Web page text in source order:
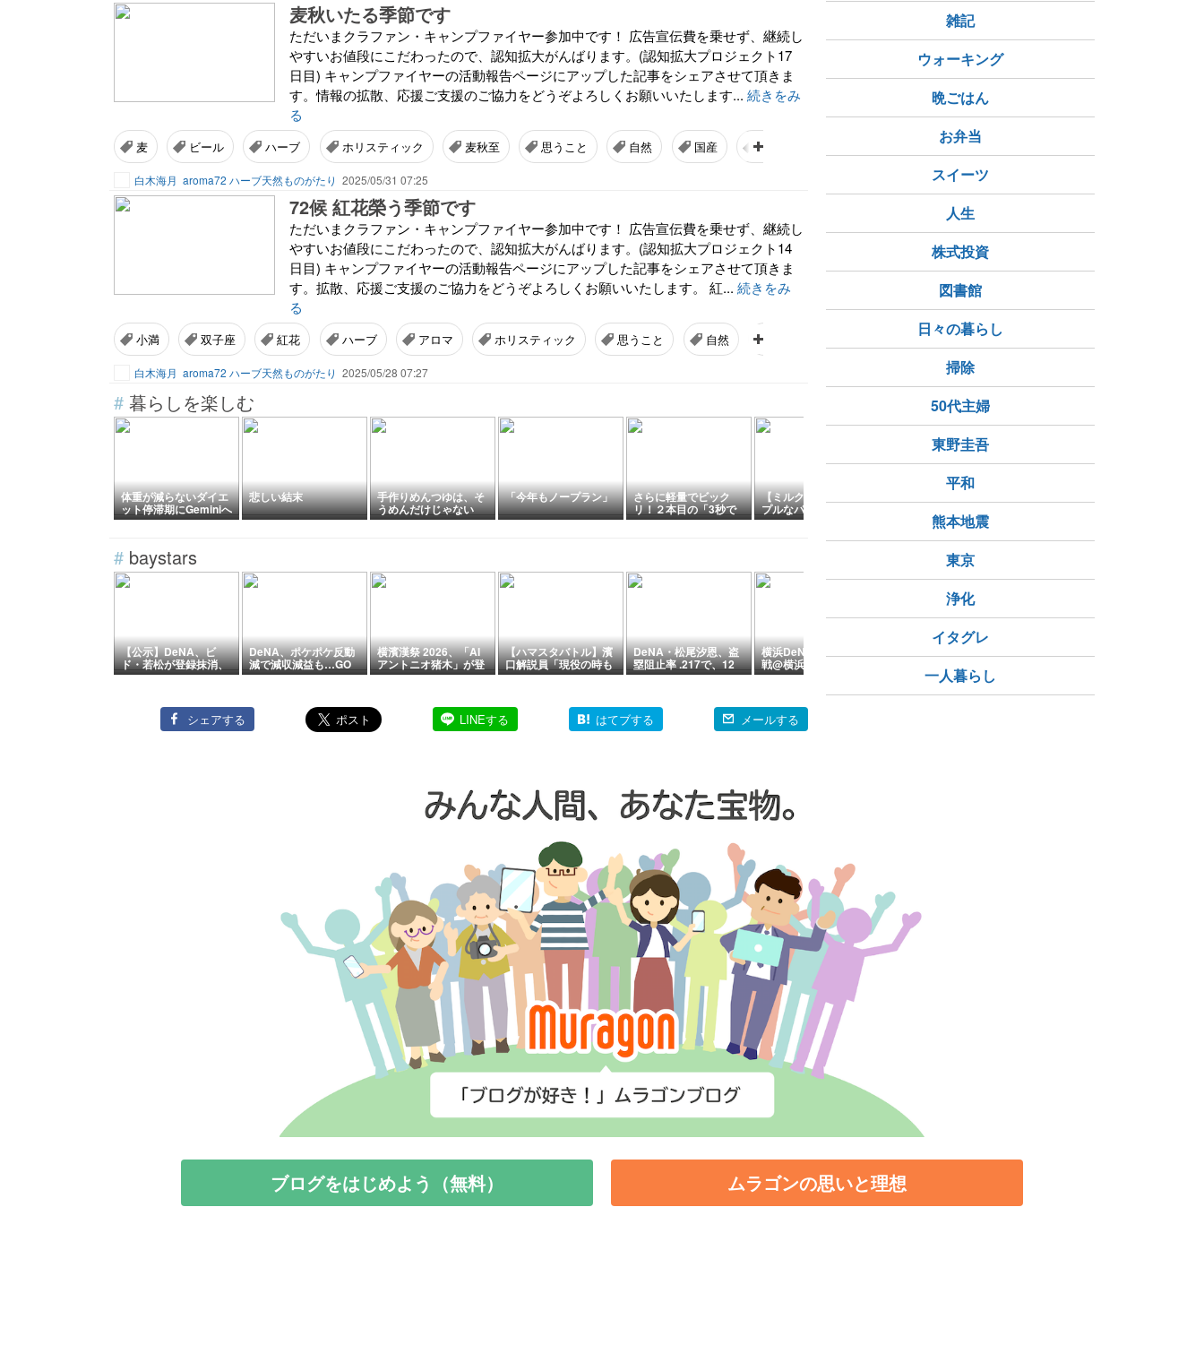
麦秋いたる季節です
ただいまクラファン・キャンプファイヤー参加中です！ 広告宣伝費を乗せず、継続し
やすいお値段にこだわったので、認知拡大がんばります。(認知拡大プロジェクト17
日目) キャンプファイヤーの活動報告ページにアップした記事をシェアさせて頂きま
す。情報の拡散、応援ご支援のご協力をどうぞよろしくお願いいたします... 続きをみ
る
麦 ビール ハーブ ホリスティック 麦秋至 思うこと 自然 国産 日々のこと
白木海月 aroma72 ハーブ天然ものがたり 2025/05/31 07:25
72候 紅花榮う季節です
ただいまクラファン・キャンプファイヤー参加中です！ 広告宣伝費を乗せず、継続し
やすいお値段にこだわったので、認知拡大がんばります。(認知拡大プロジェクト14
日目) キャンプファイヤーの活動報告ページにアップした記事をシェアさせて頂きま
す。拡散、応援ご支援のご協力をどうぞよろしくお願いいたします。 紅... 続きをみ
る
小満 双子座 紅花 ハーブ アロマ ホリスティック 思うこと 自然
白木海月 aroma72 ハーブ天然ものがたり 2025/05/28 07:27
# 暮らしを楽しむ
体重が減らないダイエ
ット停滞期にGeminiへ
相談してみた｜見直し
悲しい結末 手作りめんつゆは、そ
うめんだけじゃない
「今年もノープラン」 さらに軽量でビック
リ！２本目の「3秒で
畳める傘」を比較ー♪
【ミルクハース】シン
プルなパンが良いって
(笑)水ぶくれは水が抜
# baystars
【公示】DeNA、ビ
ド・若松が登録抹消、
馬場が1軍登録【予告
篠木の登場で竹田祐先
送り、3戦目は1軍合流
DeNA、ポケポケ反動
減で減収減益も…GO
新規上場のおかげで当
業利益46.3%減、第1
四半期決算(4-6月)
横濱漢祭 2026、「AI
アントニオ猪木」が登
場！角田さんと闘魂注
【ハマスタバトル】濱
口解説員「現役の時も
よく…しれっと見てま
DeNA・松尾汐恩、盗
塁阻止率 .217で、12
球団13人中12位（8月
横浜DeNAvs阪神15回
戦@横浜スタジアム
（観戦） ょ登板で、4回2/3を投
げた負担を考慮して
シェアする LINEする はてブする メールする
雑記
ウォーキング
晩ごはん
お弁当
スイーツ
人生
株式投資
図書館
日々の暮らし
掃除
50代主婦
東野圭吾
平和
熊本地震
東京
浄化
イタグレ
一人暮らし
ブログをはじめよう（無料） ムラゴンの思いと理想